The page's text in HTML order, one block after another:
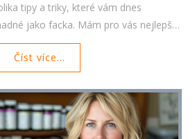
tipy a triky, které vám dnes
jako facka. Mám pro vás nejlepší
v čistotě, a také zjednodušit
Toto je pro všechny, kdo chtějí mít své
Číst více...